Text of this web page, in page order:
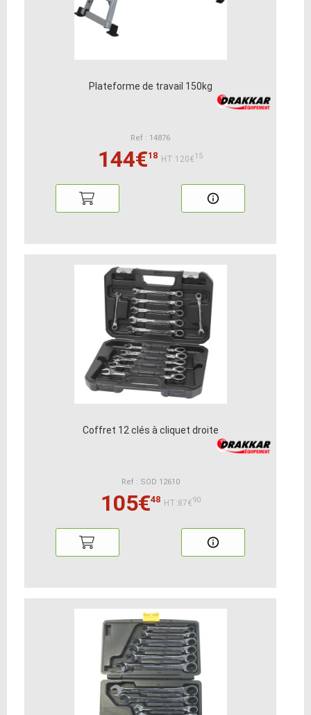
Plateforme de travail 150kg
Ref : 14876
144€18 HT:120€15
Coffret 12 clés à cliquet droite
Ref : SOD 12610
105€48 HT:87€90